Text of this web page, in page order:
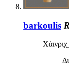
barkoulis